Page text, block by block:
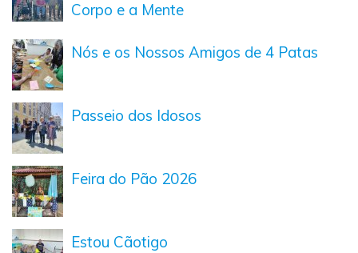
Corpo e a Mente
Nós e os Nossos Amigos de 4 Patas
Passeio dos Idosos
Feira do Pão 2026
Estou Cãotigo